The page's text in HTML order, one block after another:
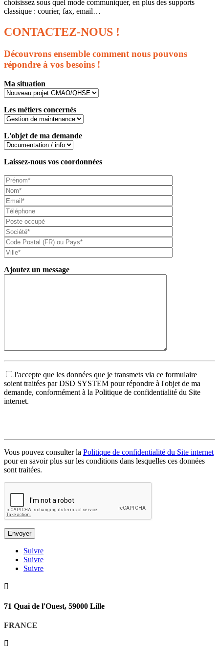
choisissez sous quel mode communiquer, en plus des supports
classique : courier, fax, email…
CONTACTEZ-NOUS !
Découvrons ensemble comment nous pouvons
répondre à vos besoins !
Ma situation
Les métiers concernés
L'objet de ma demande
Laissez-nous vos coordonnées
Ajoutez un message
J'accepte que les données que je transmets via ce formulaire
soient traitées par DSD SYSTEM pour répondre à l'objet de ma
demande, conformément à la Politique de confidentialité du Site
internet.
Vous pouvez consulter la Politique de confidentialité du Site internet
pour en savoir plus sur les conditions dans lesquelles ces données
sont traitées.
Suivre
Suivre
Suivre

71 Quai de l'Ouest, 59000 Lille
FRANCE
